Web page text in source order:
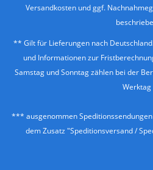
Versandkosten und ggf.
** Gilt für Lieferungen nach
und Informationen zur
Samstag und Sonntag zählen bei der
Werktag
*** ausgenommen
dem Zusatz "Speditionsversand /